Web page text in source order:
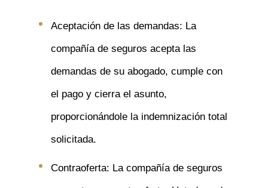
Aceptación de las demandas: La
compañía de seguros acepta las
demandas de su abogado, cumple con
el pago y cierra el asunto,
proporcionándole la indemnización total
solicitada.
Contraoferta: La compañía de seguros